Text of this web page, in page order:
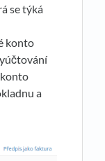
se týká
konto
konto
a